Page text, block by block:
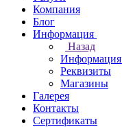
Компания
Блог
Информация
Назад
Информация
Реквизиты
Магазины
Галерея
Контакты
Сертификаты